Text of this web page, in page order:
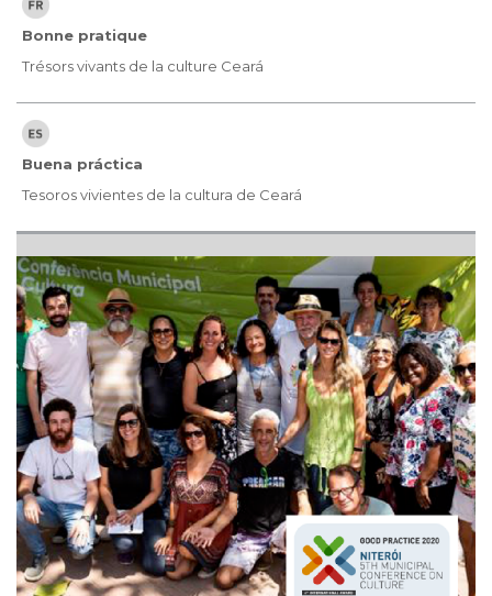
Bonne pratique
Trésors vivants de la culture Ceará
Buena práctica
Tesoros vivientes de la cultura de Ceará